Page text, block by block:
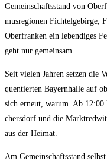
Gemein­schafts­stand von
mus­re­gio­nen Fich­tel­ge­bir­ge,
Ober­fran­ken ein leben­di­ges
geht nur gemeinsam.
Seit vie­len Jah­ren set­zen die
quen­tier­ten Bay­ern­hal­le auf
sich erneut, war­um. Ab
chers­dorf und die
aus der Heimat.
Am Gemein­schafts­stand